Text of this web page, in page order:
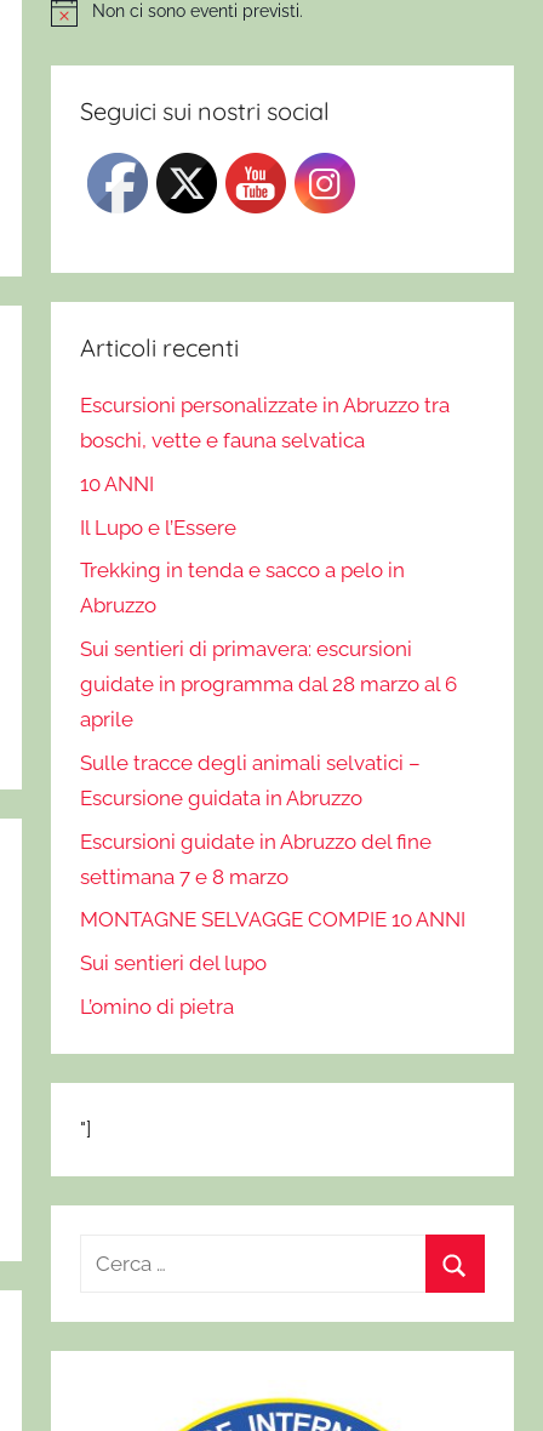
NoticeNon ci sono eventi previsti.
Seguici sui nostri social
Articoli recenti
Escursioni personalizzate in Abruzzo tra
boschi, vette e fauna selvatica
10 ANNI
Il Lupo e l’Essere
Trekking in tenda e sacco a pelo in
Abruzzo
Sui sentieri di primavera: escursioni
guidate in programma dal 28 marzo al 6
aprile
Sulle tracce degli animali selvatici –
Escursione guidata in Abruzzo
Escursioni guidate in Abruzzo del fine
settimana 7 e 8 marzo
MONTAGNE SELVAGGE COMPIE 10 ANNI
Sui sentieri del lupo
L’omino di pietra
"]
c
e